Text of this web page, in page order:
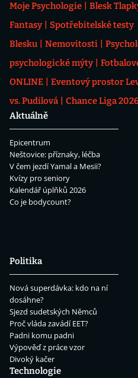
Moje Psychologie Blesk
Fantasy
Spotřebitelské testy
Blesku
Nemovitosti
psychologické mýty
ONLINE
Eventový prostor
vs. Pudilová
Chance Liga
Aktuálně
Epicentrum
Neštovice: příznaky, léčba
V čem jezdí Yamal a Mesii?
Kvízy pro seniory
Kalendář úplňků 2026
Co je bodycount?
Politika
Nová superdávka: kdo na ní
dosáhne?
Sjezd sudetských Němců
Proč vláda zavádí EET?
Padni komu padni
Výpověď z práce vzor
Divoký kačer
Technologie